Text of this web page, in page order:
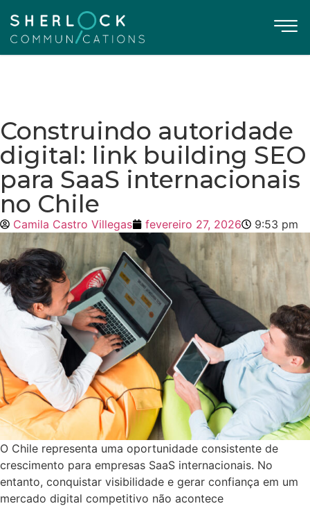
Construindo autoridade
digital: link building SEO
para SaaS internacionais
no Chile
Camila Castro Villegas fevereiro 27, 2026 9:53 pm
O Chile representa uma oportunidade consistente de
crescimento para empresas SaaS internacionais. No
entanto, conquistar visibilidade e gerar confiança em um
mercado digital competitivo não acontece